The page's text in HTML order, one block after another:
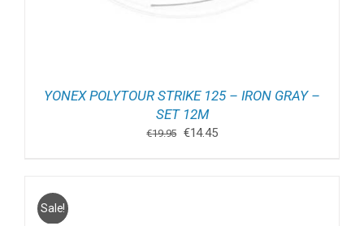
YONEX POLYTOUR STRIKE 125 – IRON GRAY –
SET 12M
€19.95 Oorspronkelijke
€14.45Huidige
Sale!